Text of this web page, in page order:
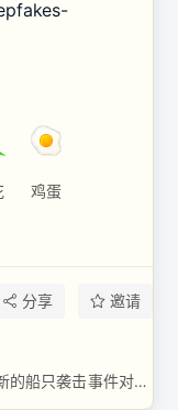
鸡蛋
分享 邀请
美国就最新的船只袭击事件对伊朗进行打击，德黑兰则以打击阿拉伯国家作为回应 ...